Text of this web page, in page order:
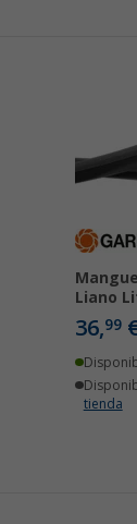
Liano
36,99
tienda